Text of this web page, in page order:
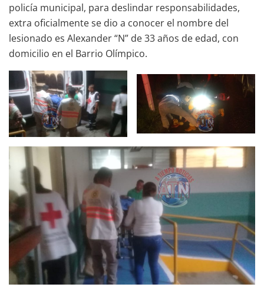
policía municipal, para deslindar responsabilidades,
extra oficialmente se dio a conocer el nombre del
lesionado es Alexander “N” de 33 años de edad, con
domicilio en el Barrio Olímpico.